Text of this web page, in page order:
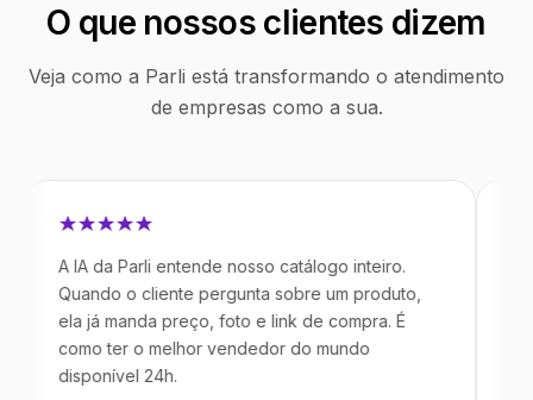
O que nossos clientes dizem
Veja como a Parli está transformando o atendimento
de empresas como a sua.
IA da Parli entende nosso catálogo inteiro.
o cliente pergunta sobre um produto,
já manda preço, foto e link de compra. É
ter o melhor vendedor do mundo
24h.